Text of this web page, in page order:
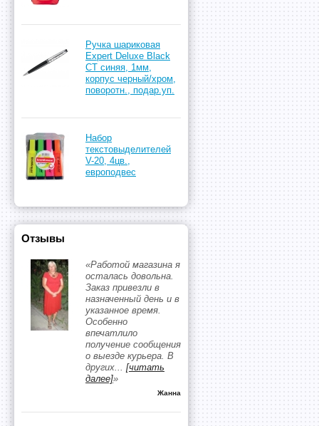
Ручка шариковая
Expert Deluxe Black
CT синяя, 1мм,
корпус черный/хром,
поворотн., подар.уп.
Набор
текстовыделителей
V-20, 4цв.,
европодвес
Отзывы
«Работой магазина я
осталась довольна.
Заказ привезли в
назначенный день и в
указанное время.
Особенно
впечатлило
получение сообщения
о выезде курьера. В
других... [читать
далее]»
Жанна